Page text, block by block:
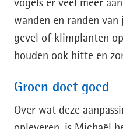
vogels er veel meer
wanden en randen
gevel of klimplanten
houden ook hitte en
Groen doet goed
Over wat deze